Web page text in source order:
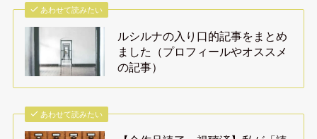
あわせて読みたい
ルシルナの入り口的記事をまとめ
ました（プロフィールやオススメ
の記事）
あわせて読みたい